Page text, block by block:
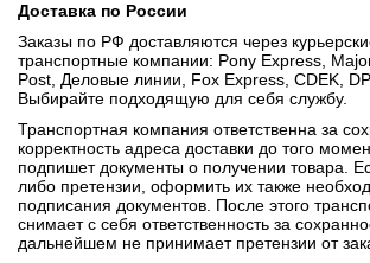
Доставка по России
Заказы по РФ доставляются через
транспортные компании: Pony Express,
Post, Деловые линии, Fox Express, CDEK,
Выбирайте подходящую для себя службу.
Транспортная компания ответственна за
корректность адреса доставки до того
подпишет документы о получении товара.
либо претензии, оформить их также
подписания документов. После этого
снимает с себя ответственность за
дальнейшем не принимает претензии от